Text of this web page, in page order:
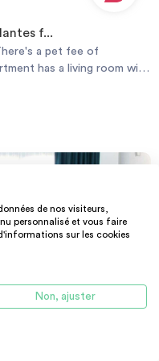
f...
a pet fee of
apartment has also a
kitchen has a micro-wave
hood and ceramic
you cancel up to 15 days.
remboursé à 100% si
date de début du contrat,
de 50% si vous annulez
de nos visiteurs,
personnalisé et vous faire
sur les cookies
Non, ajuster